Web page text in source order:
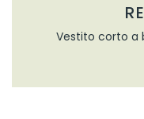
Vestito corto a